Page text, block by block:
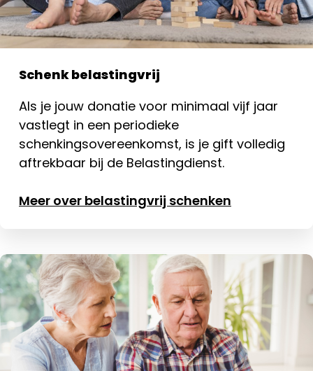
Schenk belastingvrij
Als je jouw donatie voor minimaal vijf jaar
vastlegt in een periodieke
schenkingsovereenkomst, is je gift volledig
aftrekbaar bij de Belastingdienst.
Meer over belastingvrij schenken